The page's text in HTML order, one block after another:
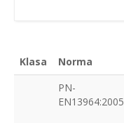
Klasa Norma
PN-
EN13964:2005